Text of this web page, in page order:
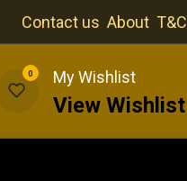
Contact us About T&C
0 My Wishlist
View Wishlist